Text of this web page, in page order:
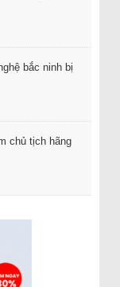
bắc ninh bị
chủ tịch hãng